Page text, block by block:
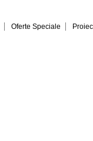
Oferte Speciale